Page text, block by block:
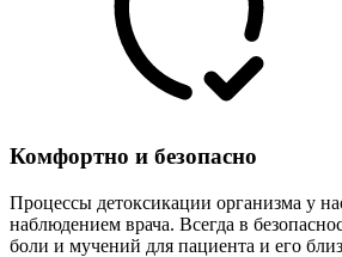
Комфортно и безопасно
Процессы детоксикации организма у
наблюдением врача. Всегда в
боли и мучений для пациента и его